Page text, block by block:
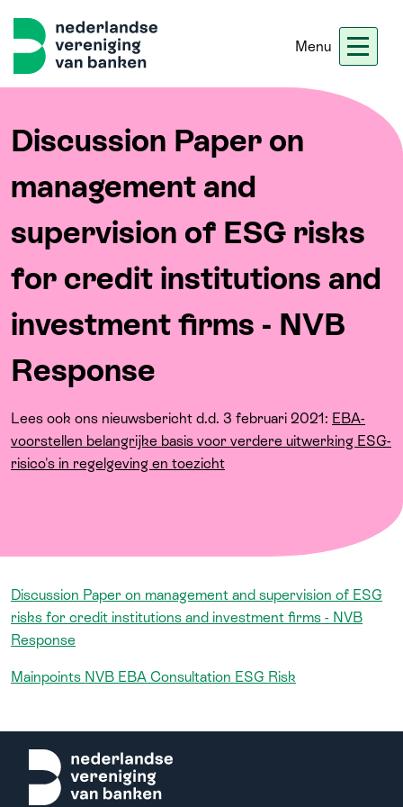
Home
Thema's
Meer
Over ons
Menu
Discussion Paper on
management and
supervision of ESG risks
for credit institutions and
investment firms - NVB
Response
Lees ook ons nieuwsbericht d.d. 3 februari 2021: EBA-
voorstellen belangrijke basis voor verdere uitwerking ESG-
risico's in regelgeving en toezicht
Discussion Paper on management and supervision of ESG
risks for credit institutions and investment firms - NVB
Response
Mainpoints NVB EBA Consultation ESG Risk